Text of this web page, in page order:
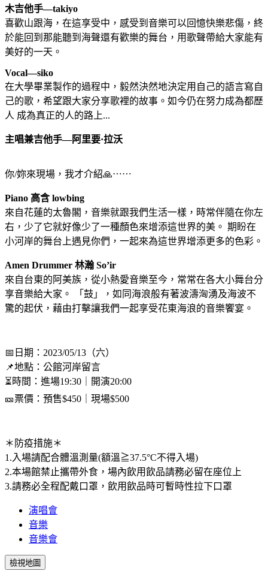
木吉他手—takiyo
喜歡山跟海，在這享受中，感受到音樂可以回憶快樂悲傷，終
於能回到那能聽到海聲還有歡樂的舞台，用歌聲帶給大家能有
美好的一天。
Vocal—siko
在大學畢業製作的過程中，毅然決然地決定用自己的語言寫自
己的歌，希望跟大家分享歌裡的故事。如今仍在努力成為都歷
人 成為真正的人的路上...
主唱兼吉他手—阿里要·拉沃
你/妳來現場，我才介紹🙏⋯⋯
Piano 高含 lowbing
來自花蓮的太魯閣，音樂就跟我們生活一樣，時常伴隨在你左
右，少了它就好像少了一種顏色來增添這世界的美。 期盼在
小河岸的舞台上遇見你們，一起來為這世界增添更多的色彩。
Amen Drummer 林瀚 So’ir
來自台東的阿美族，從小熱愛音樂至今，常常在各大小舞台分
享音樂給大家。 「鼓」，如同海浪般有著波濤洶湧及海波不
驚的起伏，藉由打擊讓我們一起享受花東海浪的音樂饗宴。
📅日期：2023/05/13（六）
📌地點：公館河岸留言
⏳時間：進場19:30｜開演20:00
🎫票價：預售$450｜現場$500
＊防疫措施＊
1.入場請配合體溫測量(額溫≧37.5°C不得入場)
2.本場館禁止攜帶外食，場內飲用飲品請務必留在座位上
3.請務必全程配戴口罩，飲用飲品時可暫時性拉下口罩
演唱會
音樂
音樂會
檢視地圖